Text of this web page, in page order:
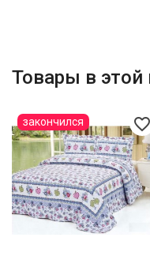
Товары в этой
favorite_border
закончился